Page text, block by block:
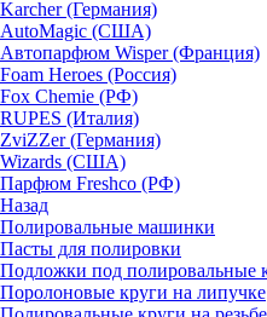
Karcher (Германия)
AutoMagic (США)
Автопарфюм Wisper (Франция)
Foam Heroes (Россия)
Fox Chemie (РФ)
RUPES (Италия)
ZviZZer (Германия)
Wizards (США)
Парфюм Freshco (РФ)
Назад
Полировальные машинки
Пасты для полировки
Подложки под полировальные
Поролоновые круги на липучке